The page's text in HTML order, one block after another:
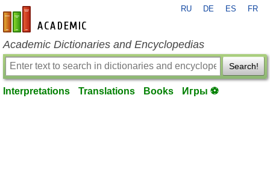
en-academic.com
RU DE ES FR
Academic Dictionaries and Encyclopedias
Search!
Interpretations Translations Books Игры ⚽